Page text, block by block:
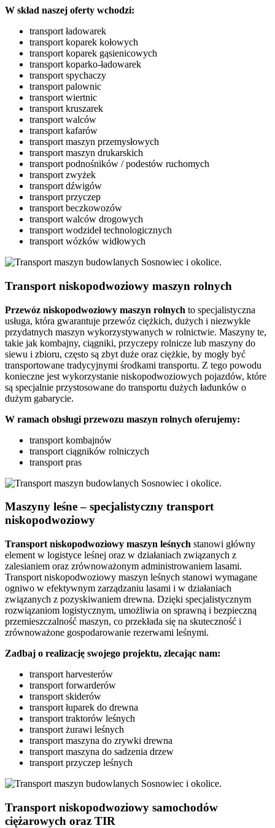
W skład naszej oferty wchodzi:
transport ładowarek
transport koparek kołowych
transport koparek gąsienicowych
transport koparko-ładowarek
transport spychaczy
transport palownic
transport wiertnic
transport kruszarek
transport walców
transport kafarów
transport maszyn przemysłowych
transport maszyn drukarskich
transport podnośników / podestów ruchomych
transport zwyżek
transport dźwigów
transport przyczep
transport beczkowozów
transport walców drogowych
transport wodzideł technologicznych
transport wózków widłowych
Transport niskopodwoziowy maszyn rolnych
Przewóz niskopodwoziowy maszyn rolnych to specjalistyczna
usługa, która gwarantuje przewóz ciężkich, dużych i niezwykle
przydatnych maszyn wykorzystywanych w rolnictwie. Maszyny te,
takie jak kombajny, ciągniki, przyczepy rolnicze lub maszyny do
siewu i zbioru, często są zbyt duże oraz ciężkie, by mogły być
transportowane tradycyjnymi środkami transportu. Z tego powodu
konieczne jest wykorzystanie niskopodwoziowych pojazdów, które
są specjalnie przystosowane do transportu dużych ładunków o
dużym gabarycie.
W ramach obsługi przewozu maszyn rolnych oferujemy:
transport kombajnów
transport ciągników rolniczych
transport pras
Maszyny leśne – specjalistyczny transport
niskopodwoziowy
Transport niskopodwoziowy maszyn leśnych stanowi główny
element w logistyce leśnej oraz w działaniach związanych z
zalesianiem oraz zrównoważonym administrowaniem lasami.
Transport niskopodwoziowy maszyn leśnych stanowi wymagane
ogniwo w efektywnym zarządzaniu lasami i w działaniach
związanych z pozyskiwaniem drewna. Dzięki specjalistycznym
rozwiązaniom logistycznym, umożliwia on sprawną i bezpieczną
przemieszczalność maszyn, co przekłada się na skuteczność i
zrównoważone gospodarowanie rezerwami leśnymi.
Zadbaj o realizację swojego projektu, zlecając nam:
transport harvesterów
transport forwarderów
transport skiderów
transport łuparek do drewna
transport traktorów leśnych
transport żurawi leśnych
transport maszyna do zrywki drewna
transport maszyna do sadzenia drzew
transport przyczep leśnych
Transport niskopodwoziowy samochodów
ciężarowych oraz TIR